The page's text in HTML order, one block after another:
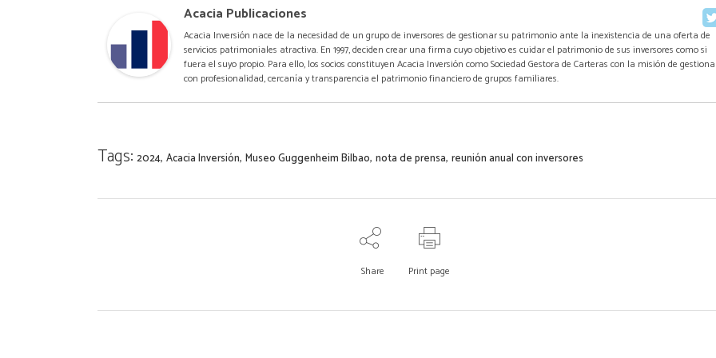
Acacia Publicaciones
Acacia Inversión nace de la necesidad de un grupo de inversores de gestionar su patrimonio ante la inexistencia de una oferta de
servicios patrimoniales atractiva. En 1997, deciden crear una firma cuyo objetivo es cuidar el patrimonio de sus inversores como si
fuera el suyo propio. Para ello, los socios constituyen Acacia Inversión como Sociedad Gestora de Carteras con la misión de
con profesionalidad, cercanía y transparencia el patrimonio financiero de grupos familiares.
Tags: 2024, Acacia Inversión, Museo Guggenheim Bilbao, nota de prensa, reunión anual con inversores
Share Print page